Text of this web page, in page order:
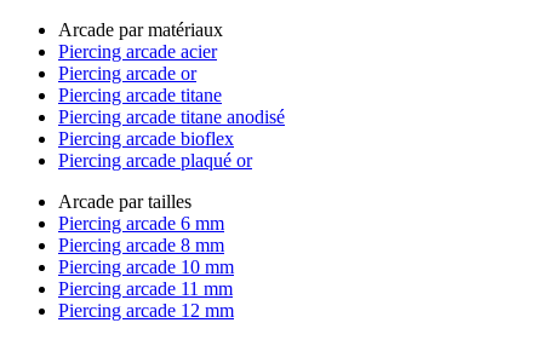
Arcade par matériaux
Piercing arcade acier
Piercing arcade or
Piercing arcade titane
Piercing arcade titane anodisé
Piercing arcade bioflex
Piercing arcade plaqué or
Arcade par tailles
Piercing arcade 6 mm
Piercing arcade 8 mm
Piercing arcade 10 mm
Piercing arcade 11 mm
Piercing arcade 12 mm